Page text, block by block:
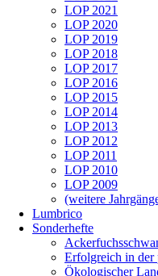
LOP 2021
LOP 2020
LOP 2019
LOP 2018
LOP 2017
LOP 2016
LOP 2015
LOP 2014
LOP 2013
LOP 2012
LOP 2011
LOP 2010
LOP 2009
(weitere
Lumbrico
Sonderhefte
Erfolgreich in der
Ökologischer